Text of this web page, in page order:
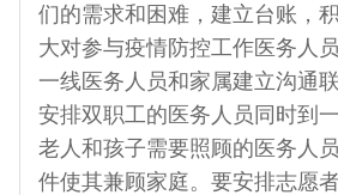
们的需求和困难，建立台账，
大对参与疫情防控工作医务人
一线医务人员和家属建立沟通
安排双职工的医务人员同时到
老人和孩子需要照顾的医务人
件使其兼顾家庭。要安排志愿